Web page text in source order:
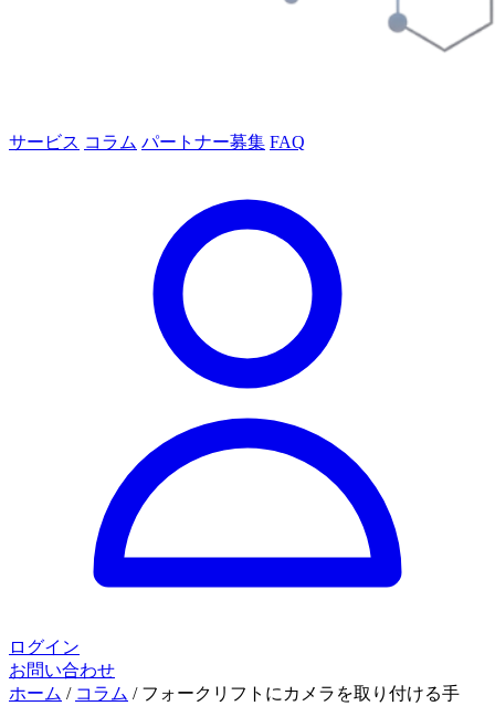
サービス コラム パートナー募集 FAQ
ログイン
お問い合わせ
ホーム / コラム / フォークリフトにカメラを取り付ける手